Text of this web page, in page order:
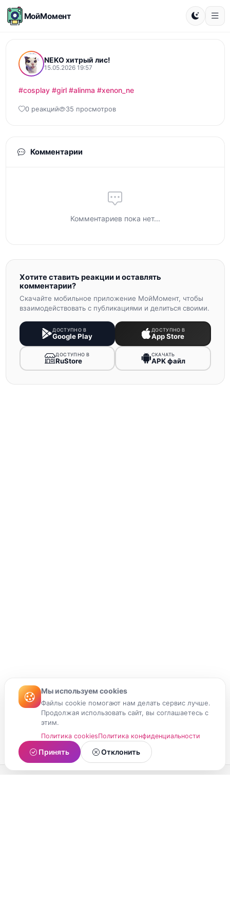
МойМомент
NEKO хитрый лис!
15.05.2026 19:57
#cosplay #girl #alinma #xenon_ne
0 реакций 35 просмотров
Комментарии
Комментариев пока нет...
Хотите ставить реакции и оставлять
комментарии?
Скачайте мобильное приложение МойМомент, чтобы
взаимодействовать с публикациями и делиться своими.
ДОСТУПНО В
Google Play
ДОСТУПНО В
App Store
ДОСТУПНО В
RuStore
СКАЧАТЬ
APK файл
Мы используем cookies
Файлы cookie помогают нам делать сервис лучше.
Продолжая использовать сайт, вы соглашаетесь с
этим.
Политика cookiesПолитика конфиденциальности
Принять Отклонить